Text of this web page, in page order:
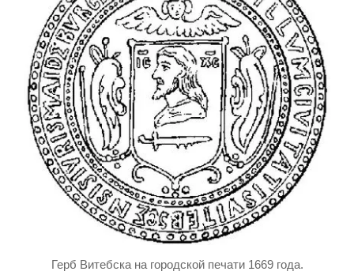
Герб Витебска на городской печати 1669 года.